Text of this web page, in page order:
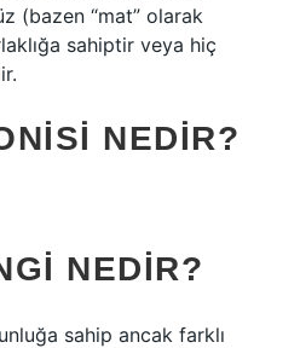
(bazen “mat” olarak
sahiptir veya hiç
NEDIR?
NEDIR?
sahip ancak farklı